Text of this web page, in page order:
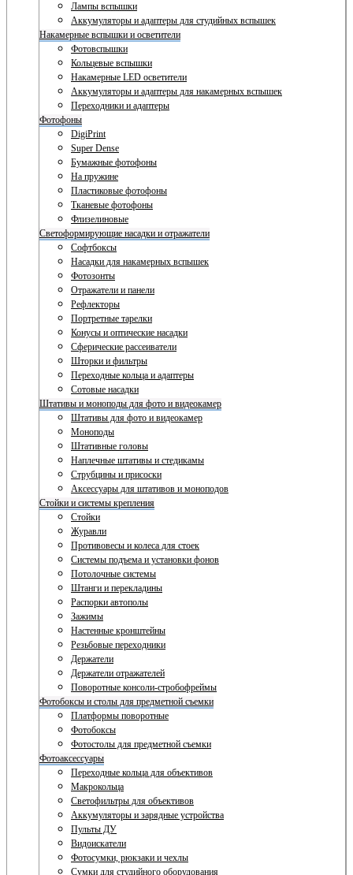
Лампы вспышки
Аккумуляторы и адаптеры для студийных вспышек
Накамерные вспышки и осветители
Фотовспышки
Кольцевые вспышки
Накамерные LED осветители
Аккумуляторы и адаптеры для накамерных вспышек
Переходники и адаптеры
Фотофоны
DigiPrint
Super Dense
Бумажные фотофоны
На пружине
Пластиковые фотофоны
Тканевые фотофоны
Флизелиновые
Светоформирующие насадки и отражатели
Софтбоксы
Насадки для накамерных вспышек
Фотозонты
Отражатели и панели
Рефлекторы
Портретные тарелки
Конусы и оптические насадки
Сферические рассеиватели
Шторки и фильтры
Переходные кольца и адаптеры
Сотовые насадки
Штативы и моноподы для фото и видеокамер
Штативы для фото и видеокамер
Моноподы
Штативные головы
Наплечные штативы и стедикамы
Струбцины и присоски
Аксессуары для штативов и моноподов
Стойки и системы крепления
Стойки
Журавли
Противовесы и колеса для стоек
Системы подъема и установки фонов
Потолочные системы
Штанги и перекладины
Распорки автополы
Зажимы
Настенные кронштейны
Резьбовые переходники
Держатели
Держатели отражателей
Поворотные консоли-стробофреймы
Фотобоксы и столы для предметной съемки
Платформы поворотные
Фотобоксы
Фотостолы для предметной съемки
Фотоаксессуары
Переходные кольца для объективов
Макрокольца
Светофильтры для объективов
Аккумуляторы и зарядные устройства
Пульты ДУ
Видоискатели
Фотосумки, рюкзаки и чехлы
Сумки для студийного оборудования